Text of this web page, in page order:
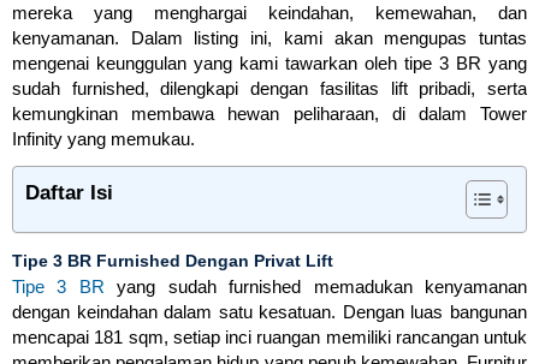
mereka yang menghargai keindahan, kemewahan, dan
kenyamanan. Dalam listing ini, kami akan mengupas tuntas
mengenai keunggulan yang kami tawarkan oleh tipe 3 BR yang
sudah furnished, dilengkapi dengan fasilitas lift pribadi, serta
kemungkinan membawa hewan peliharaan, di dalam Tower
Infinity yang memukau.
Daftar Isi
Tipe 3 BR Furnished Dengan Privat Lift
Tipe 3 BR yang sudah furnished memadukan kenyamanan
dengan keindahan dalam satu kesatuan. Dengan luas bangunan
mencapai 181 sqm, setiap inci ruangan memiliki rancangan untuk